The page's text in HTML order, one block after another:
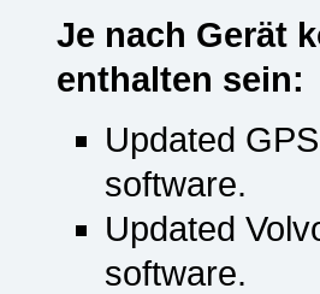
Je nach Gerät
enthalten sein:
Updated
software.
Updated
software.